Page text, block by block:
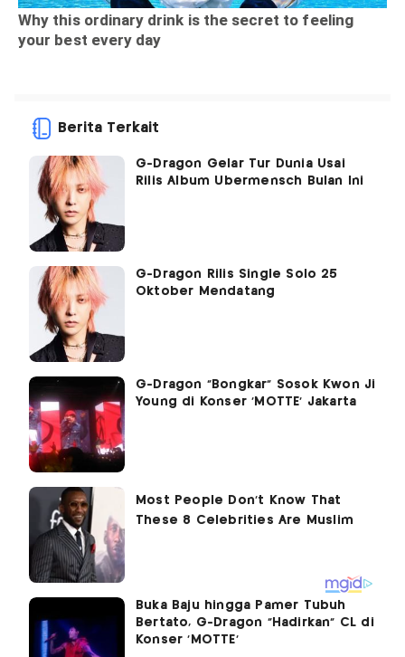
Berita Terkait
G-Dragon Gelar Tur Dunia Usai
Rilis Album Ubermensch Bulan Ini
G-Dragon Rilis Single Solo 25
Oktober Mendatang
G-Dragon "Bongkar" Sosok Kwon Ji
Young di Konser 'MOTTE' Jakarta
Buka Baju hingga Pamer Tubuh
Bertato, G-Dragon "Hadirkan" CL di
Konser 'MOTTE'